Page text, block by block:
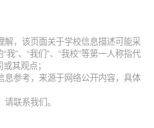
解，该页面关于学校信息描述可能采
我”、“我们”、“我校”等第一人称指代
其观点；
息参考，来源于网络公开内容，具体
联系我们。